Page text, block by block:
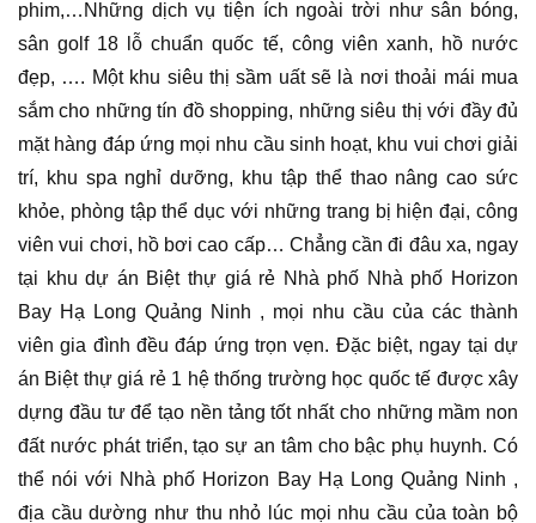
phim,…Những dịch vụ tiện ích ngoài trời như sân bóng,
sân golf 18 lỗ chuẩn quốc tế, công viên xanh, hồ nước
đẹp, …. Một khu siêu thị sầm uất sẽ là nơi thoải mái mua
sắm cho những tín đồ shopping, những siêu thị với đầy đủ
mặt hàng đáp ứng mọi nhu cầu sinh hoạt, khu vui chơi giải
trí, khu spa nghỉ dưỡng, khu tập thể thao nâng cao sức
khỏe, phòng tập thể dục với những trang bị hiện đại, công
viên vui chơi, hồ bơi cao cấp… Chẳng cần đi đâu xa, ngay
tại khu dự án Biệt thự giá rẻ Nhà phố Nhà phố Horizon
Bay Hạ Long Quảng Ninh , mọi nhu cầu của các thành
viên gia đình đều đáp ứng trọn vẹn. Đặc biệt, ngay tại dự
án Biệt thự giá rẻ 1 hệ thống trường học quốc tế được xây
dựng đầu tư để tạo nền tảng tốt nhất cho những mầm non
đất nước phát triển, tạo sự an tâm cho bậc phụ huynh. Có
thể nói với Nhà phố Horizon Bay Hạ Long Quảng Ninh ,
địa cầu dường như thu nhỏ lúc mọi nhu cầu của toàn bộ